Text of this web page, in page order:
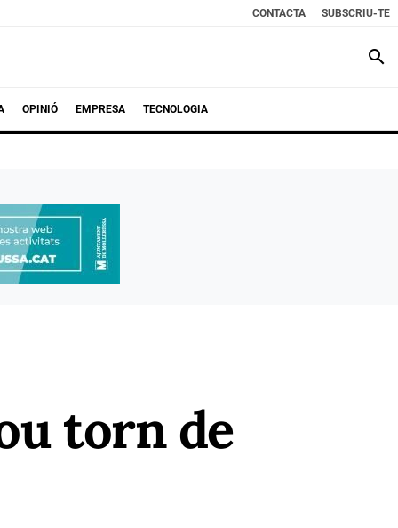
CONTACTA SUBSCRIU-TE
search
OPINIÓ EMPRESA TECNOLOGIA
torn de